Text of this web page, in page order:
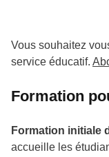
Vous souhaitez
service éducatif.
Formation
Formation initiale
accueille les